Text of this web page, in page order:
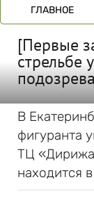
ГЛАВНОЕ
[Первые
стрельбе
В
фигуранта
ТЦ
находится